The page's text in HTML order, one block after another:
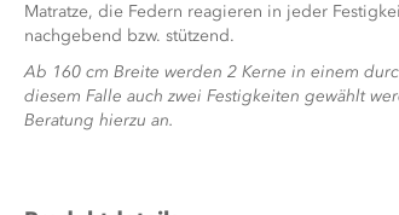
Matratze, die Federn reagieren in jeder
nachgebend bzw. stützend.
Ab 160 cm Breite werden 2 Kerne in einem
diesem Falle auch zwei Festigkeiten gewählt
Beratung hierzu an.